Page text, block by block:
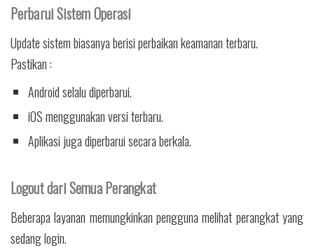
Perbarui Sistem Operasi
Update sistem biasanya berisi perbaikan keamanan terbaru.
Pastikan :
Android selalu diperbarui.
iOS menggunakan versi terbaru.
Aplikasi juga diperbarui secara berkala.
Logout dari Semua Perangkat
Beberapa layanan memungkinkan pengguna melihat perangkat yang
sedang login.